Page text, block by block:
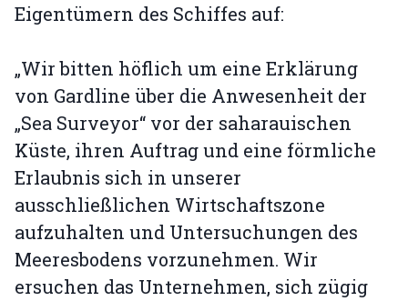
Eigentümern des Schiffes auf:
„Wir bitten höflich um eine Erklärung
von Gardline über die Anwesenheit der
„Sea Surveyor“ vor der saharauischen
Küste, ihren Auftrag und eine förmliche
Erlaubnis sich in unserer
ausschließlichen Wirtschaftszone
aufzuhalten und Untersuchungen des
Meeresbodens vorzunehmen. Wir
ersuchen das Unternehmen, sich zügig